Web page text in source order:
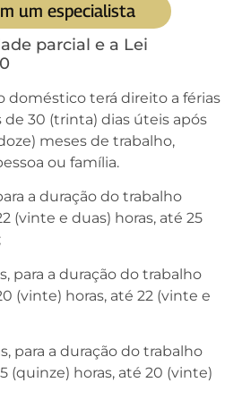
um especialista
parcial e a Lei
doméstico terá direito a férias
30 (trinta) dias úteis após
meses de trabalho,
ou família.
a duração do trabalho
(vinte e duas) horas, até 25
para a duração do trabalho
(vinte) horas, até 22 (vinte e
para a duração do trabalho
(quinze) horas, até 20 (vinte)